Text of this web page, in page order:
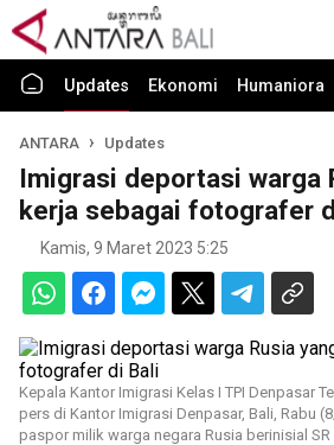
Updates Ekonomi Humaniora
ANTARA Updates
Imigrasi deportasi warga
kerja sebagai fotografer
Kamis, 9 Maret 2023 5:25
Kepala Kantor Imigrasi Kelas I TPI Denpasar
pers di Kantor Imigrasi Denpasar, Bali, Rabu
paspor milik warga negara Rusia berinisial SR